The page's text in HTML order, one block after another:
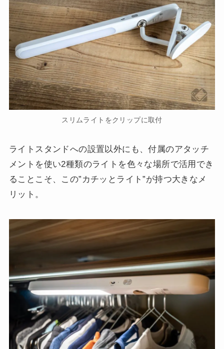
スリムライトをクリップに取付
ライトスタンドへの設置以外にも、付属のアタッチ
メントを使い2種類のライトを色々な場所で活用でき
ることこそ、この”カチッとライト”が持つ大きなメ
リット。